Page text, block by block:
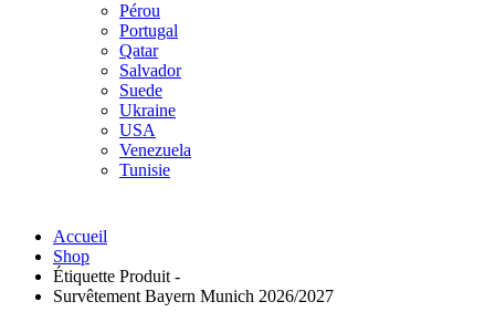
Pérou
Portugal
Qatar
Salvador
Suede
Ukraine
USA
Venezuela
Tunisie
Accueil
Shop
Étiquette Produit -
Survêtement Bayern Munich 2026/2027